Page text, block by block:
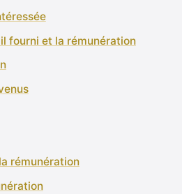
fourni et la rémunération
rémunération